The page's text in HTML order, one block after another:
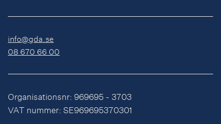
info@gda.se
08 670 66 00
Organisationsnr: 969695 - 3703
VAT nummer: SE969695370301